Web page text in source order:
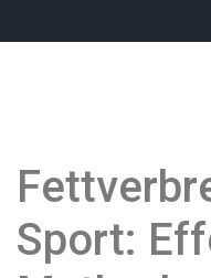
Sport: